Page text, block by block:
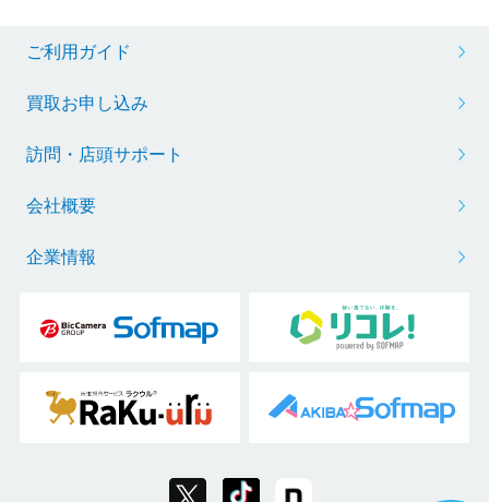
ご利用ガイド
買取お申し込み
訪問・店頭サポート
会社概要
企業情報